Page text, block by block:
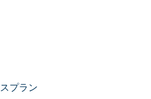
プラン